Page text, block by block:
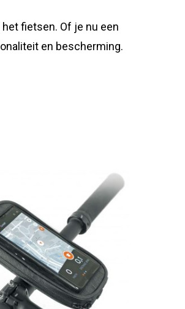
fietsen. Of je nu een
en bescherming.